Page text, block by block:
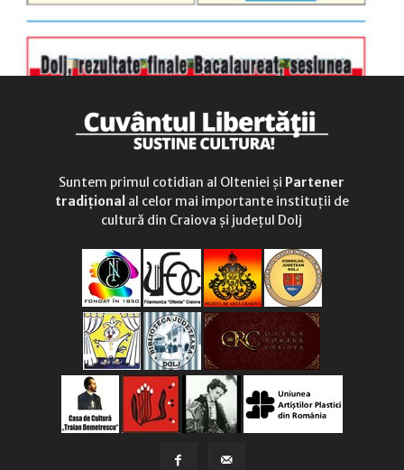
Suntem primul cotidian al Olteniei și Partener
tradițional al celor mai importante instituții de
cultură din Craiova și județul Dolj